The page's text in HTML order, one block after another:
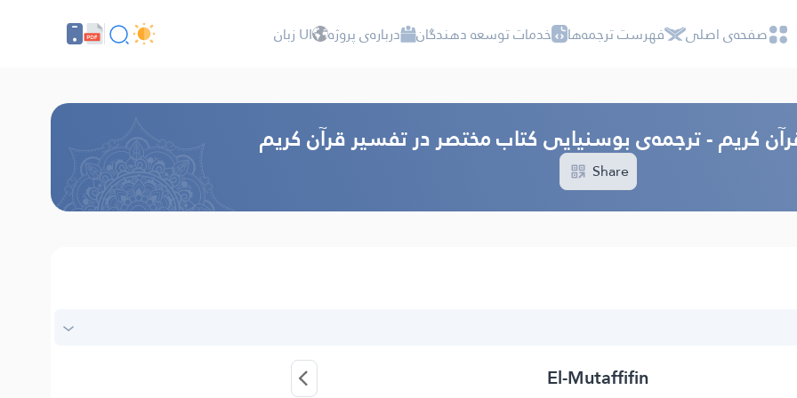
صفحه‌ى اصلى فهرست ترجمه‌ها خدمات توسعه دهندگان درباره‌ى پروژه UI زبان
کریم - ترجمه‌ى بوسنيايى كتاب مختصر در تفسير قرآن كريم
Share
El-Mutaffifin